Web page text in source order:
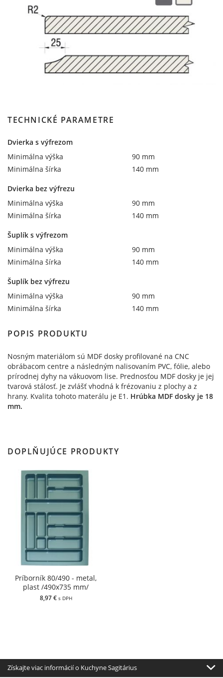
TECHNICKÉ PARAMETRE
Dvierka s výfrezom
Minimálna výška
90 mm
Minimálna šírka
140 mm
Dvierka bez výfrezu
Minimálna výška
90 mm
Minimálna šírka
140 mm
Šuplík s výfrezom
Minimálna výška
90 mm
Minimálna šírka
140 mm
Šuplík bez výfrezu
Minimálna výška
90 mm
Minimálna šírka
140 mm
POPIS PRODUKTU
Nosným materiálom sú MDF dosky profilované na CNC
obrábacom centre a následným nalisovaním PVC, fólie, alebo
prírodnej dyhy na vákuovom lise. Prednosťou MDF dosky je jej
tvarová stálosť. Je zvlášť vhodná k frézovaniu z plochy a z
hrany. Kvalita tohoto materálu je E1. Hrúbka MDF dosky je 18
mm.
DOPLŇUJÚCE PRODUKTY
Príborník 80/490 - metal,
plast /490x735 mm/
8,97 € s DPH
Získajte viac informácií o Kuchyne Sagitárius